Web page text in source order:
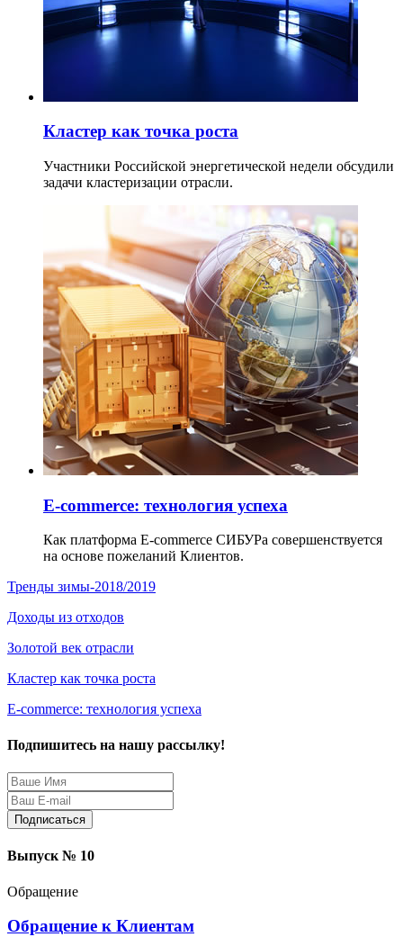
Кластер как точка роста
Участники Российской энергетической недели обсудили
задачи кластеризации отрасли.
Е-commerce: технология успеха
Как платформа E-commerce СИБУРа совершенствуется
на основе пожеланий Клиентов.
Тренды зимы-2018/2019
Доходы из отходов
Золотой век отрасли
Кластер как точка роста
Е-commerce: технология успеха
Подпишитесь на нашу рассылку!
Выпуск № 10
Обращение
Обращение к Клиентам